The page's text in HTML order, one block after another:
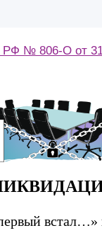
№ 806-О от
встал…»